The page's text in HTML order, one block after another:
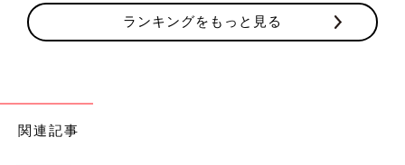
ランキングをもっと見る
関連記事